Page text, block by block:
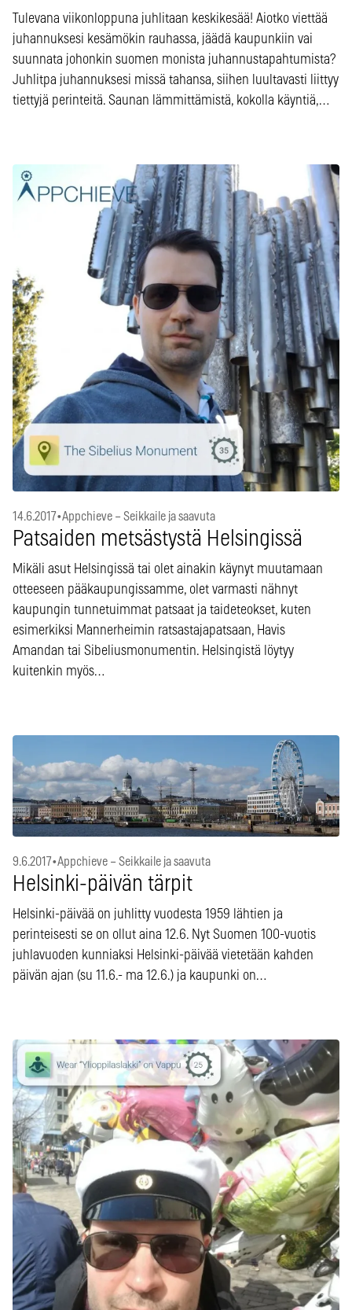
Tulevana viikonloppuna juhlitaan keskikesää! Aiotko viettää
juhannuksesi kesämökin rauhassa, jäädä kaupunkiin vai
suunnata johonkin suomen monista juhannustapahtumista?
Juhlitpa juhannuksesi missä tahansa, siihen luultavasti liittyy
tiettyjä perinteitä. Saunan lämmittämistä, kokolla käyntiä,…
14.6.2017•Appchieve – Seikkaile ja saavuta
Patsaiden metsästystä Helsingissä
Mikäli asut Helsingissä tai olet ainakin käynyt muutamaan
otteeseen pääkaupungissamme, olet varmasti nähnyt
kaupungin tunnetuimmat patsaat ja taideteokset, kuten
esimerkiksi Mannerheimin ratsastajapatsaan, Havis
Amandan tai Sibeliusmonumentin. Helsingistä löytyy
kuitenkin myös…
9.6.2017•Appchieve – Seikkaile ja saavuta
Helsinki-päivän tärpit
Helsinki-päivää on juhlitty vuodesta 1959 lähtien ja
perinteisesti se on ollut aina 12.6. Nyt Suomen 100-vuotis
juhlavuoden kunniaksi Helsinki-päivää vietetään kahden
päivän ajan (su 11.6.- ma 12.6.) ja kaupunki on…